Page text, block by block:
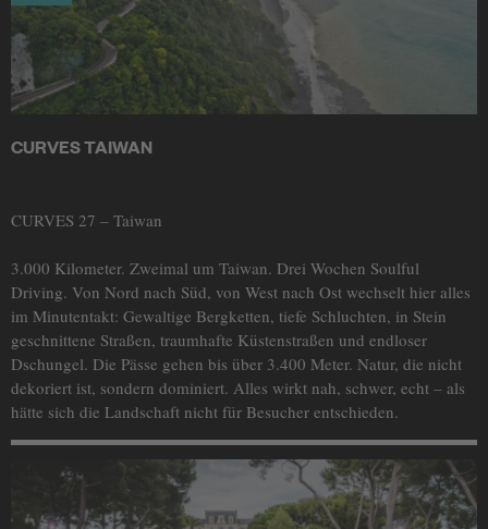
CURVES TAIWAN
CURVES 27 – Taiwan
3.000 Kilometer. Zweimal um Taiwan. Drei Wochen Soulful
Driving. Von Nord nach Süd, von West nach Ost wechselt hier alles
im Minutentakt: Gewaltige Bergketten, tiefe Schluchten, in Stein
geschnittene Straßen, traumhafte Küstenstraßen und endloser
Dschungel. Die Pässe gehen bis über 3.400 Meter. Natur, die nicht
dekoriert ist, sondern dominiert. Alles wirkt nah, schwer, echt – als
hätte sich die Landschaft nicht für Besucher entschieden.